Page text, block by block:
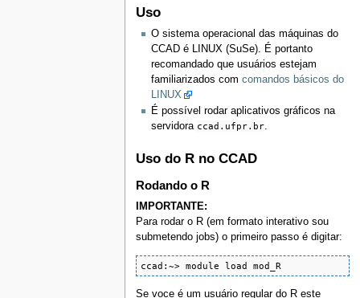
Uso
O sistema operacional das máquinas do
CCAD é LINUX (SuSe). É portanto
recomandado que usuários estejam
familiarizados com comandos básicos do
LINUX
É possível rodar aplicativos gráficos na
servidora ccad.ufpr.br.
Uso do R no CCAD
Rodando o R
IMPORTANTE:
Para rodar o R (em formato interativo sou
submetendo jobs) o primeiro passo é digitar:
ccad:~> module load mod_R
Se voce é um usuário regular do R este